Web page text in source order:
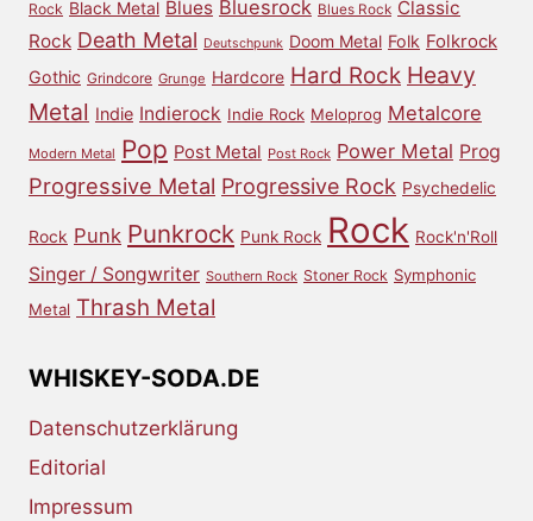
Rock Black Metal Blues Bluesrock Blues Rock Classic
Rock Death Metal Deutschpunk Doom Metal Folk Folkrock
Gothic Grindcore Grunge Hardcore Hard Rock Heavy
Metal Indie Indierock Indie Rock Meloprog Metalcore
Modern Metal Pop Post Metal Post Rock Power Metal Prog
Progressive Metal Progressive Rock Psychedelic
Rock Punk Punkrock Punk Rock Rock Rock'n'Roll
Singer / Songwriter Southern Rock Stoner Rock Symphonic
Metal Thrash Metal
WHISKEY-SODA.DE
Datenschutzerklärung
Editorial
Impressum